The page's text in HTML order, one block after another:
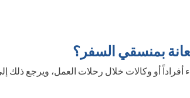
بمنسقي السفر؟
أو وكالات خلال رحلات العمل، ويرجع ذلك